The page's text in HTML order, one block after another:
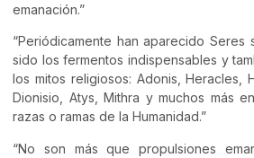
emanación.”
“Periódicamente han aparecido Seres
sido los fermentos indispensables y
los mitos religiosos: Adonis, Heracles,
Dionisio, Atys, Mithra y muchos más
razas o ramas de la Humanidad.”
“No son más que propulsiones